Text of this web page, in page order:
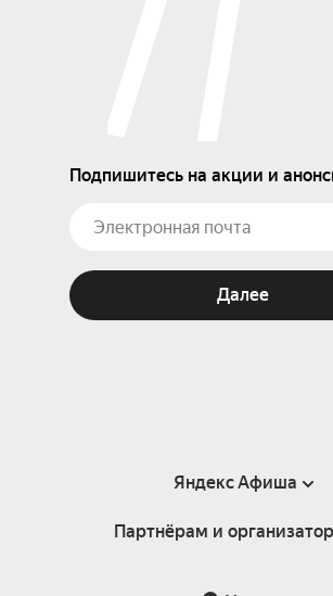
Подпишитесь на акции и
Далее
Яндекс Афиша
Справка
Партнёрам и